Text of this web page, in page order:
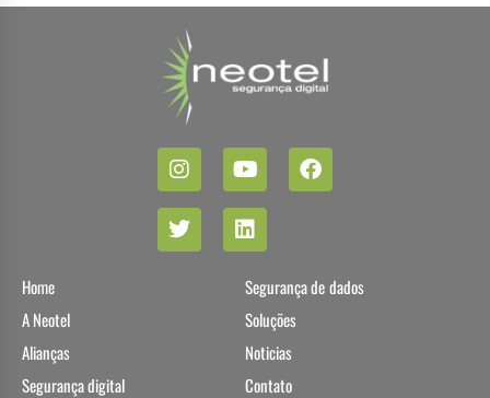
Home
A Neotel
Alianças
Segurança digital
Segurança de dados
Soluções
Noticias
Contato